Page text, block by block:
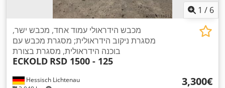
1 / 6
Hessisch Lichtenau
מכבש הידראולי עמוד אחד, מכבש ישר,
מסגרת ניקוב הידראולית; מסגרת מכבש עם
בוכנה הידראולית, מסגרת בצורת
ECKOLD RSD 1500 - 125
‏3,300 ‏€